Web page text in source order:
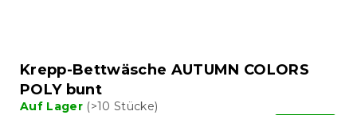
Krepp-Bettwäsche AUTUMN COLORS
POLY bunt
Auf Lager (>10 Stücke)